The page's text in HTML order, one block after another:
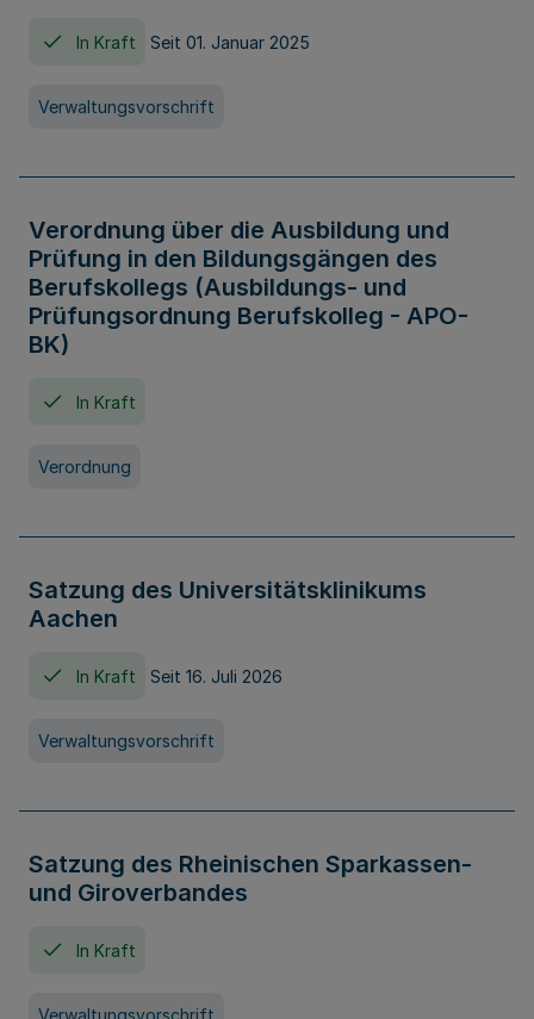
In Kraft Seit 01. Januar 2025
Verwaltungsvorschrift
Verordnung über die Ausbildung und
Prüfung in den Bildungsgängen des
Berufskollegs (Ausbildungs- und
Prüfungsordnung Berufskolleg - APO-
BK)
In Kraft
Verordnung
Satzung des Universitätsklinikums
Aachen
In Kraft Seit 16. Juli 2026
Verwaltungsvorschrift
Satzung des Rheinischen Sparkassen-
und Giroverbandes
In Kraft
Verwaltungsvorschrift